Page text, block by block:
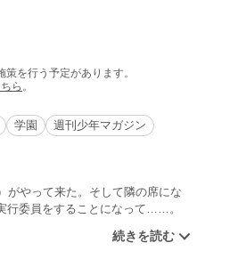
を行う予定があります。
ら 。
学園 週刊少年マガジン
がやって来た。そして隣の席にな
行委員をすることになって……。